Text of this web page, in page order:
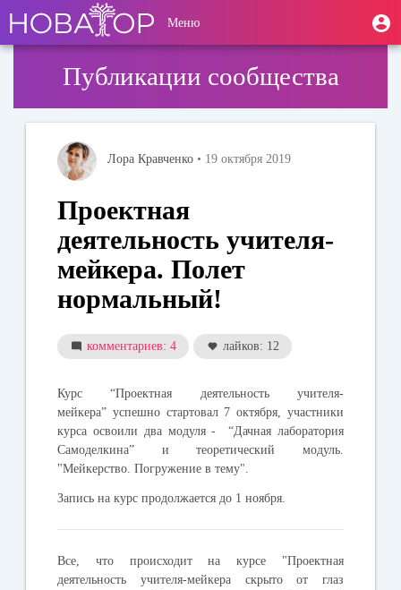
основному
содержанию
User
account
Меню
Публикации сообщества
Лора Кравченко • 19 октября 2019
Проектная
деятельность учителя-
мейкера. Полет
нормальный!
комментариев: 4 лайков: 12
Курс“Проектная деятельность учителя-
мейкера” успешно стартовал 7 октября, участники
курса освоили два модуля -
“Дачная лаборатория
Самоделкина” и теоретический модуль.
"Мейкерство. Погружение в тему"
Запись на курс продолжается до 1 ноября.
Все, что происходит на курсе "Проектная
деятельность учителя-мейкера скрыто от глаз